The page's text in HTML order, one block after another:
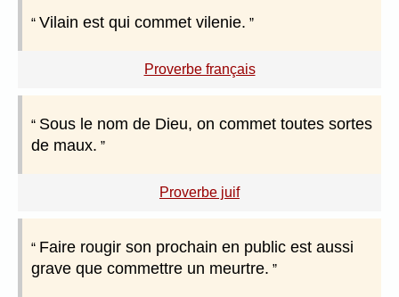
Vilain est qui commet vilenie.
Proverbe français
Sous le nom de Dieu, on commet toutes sortes
de maux.
Proverbe juif
Faire rougir son prochain en public est aussi
grave que commettre un meurtre.